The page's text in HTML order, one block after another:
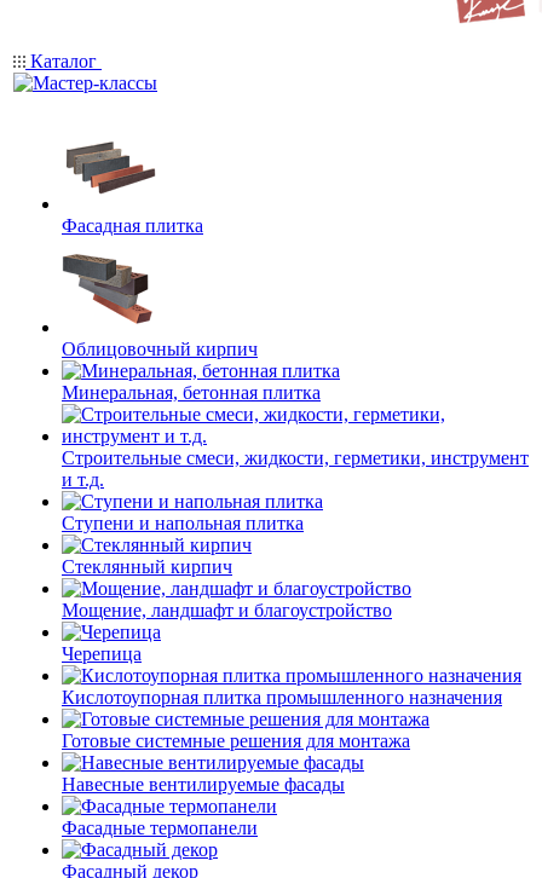
Каталог
Фасадная плитка
Облицовочный кирпич
Минеральная, бетонная плитка
Строительные смеси, жидкости, герметики, инструмент
и т.д.
Ступени и напольная плитка
Cтеклянный кирпич
Мощение, ландшафт и благоустройство
Черепица
Кислотоупорная плитка промышленного назначения
Готовые системные решения для монтажа
Навесные вентилируемые фасады
Фасадные термопанели
Фасадный декор